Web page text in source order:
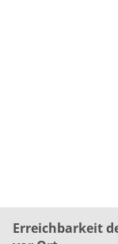
Erreichbarkeit